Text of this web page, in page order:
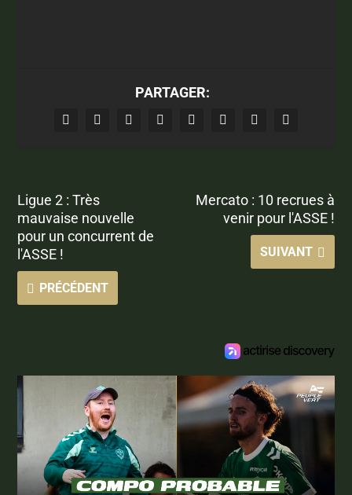
PARTAGER:
Ligue 2 : Très
mauvaise nouvelle
pour un concurrent de
l'ASSE !
PRÉCÉDENT
Mercato : 10 recrues à
venir pour l'ASSE !
SUIVANT